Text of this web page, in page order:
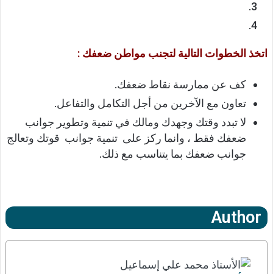
اتخذ الخطوات التالية لتجنب مواطن ضعفك :
كف عن ممارسة نقاط ضعفك.
تعاون مع الآخرين من أجل التكامل والتفاعل.
لا تبدد وقتك وجهدك ومالك في تنمية وتطوير جوانب
ضعفك فقط ، وانما ركز على تنمية جوانب قوتك وتعالج
جوانب ضعفك بما يتناسب مع ذلك.
Author